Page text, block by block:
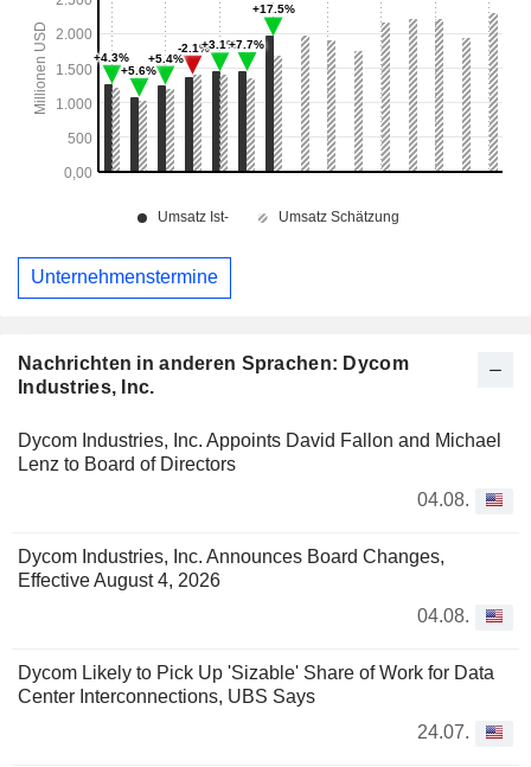
Nachrichten in anderen Sprachen: Dycom
Industries, Inc.
Dycom Industries, Inc. Appoints David Fallon and Michael
Lenz to Board of Directors
04.08.
Dycom Industries, Inc. Announces Board Changes,
Effective August 4, 2026
04.08.
Dycom Likely to Pick Up 'Sizable' Share of Work for Data
Center Interconnections, UBS Says
24.07.
Unternehmenstermine